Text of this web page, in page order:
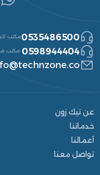
0535486500مكتب
0598944404 مكتب
عن تيك زون
خدماتنا
أعمالنا
تواصل معنا